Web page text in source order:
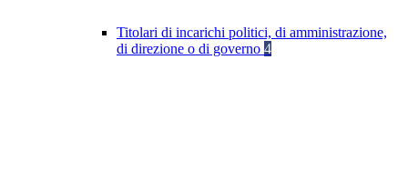
Titolari di incarichi politici, di amministrazione,
di direzione o di governo 4